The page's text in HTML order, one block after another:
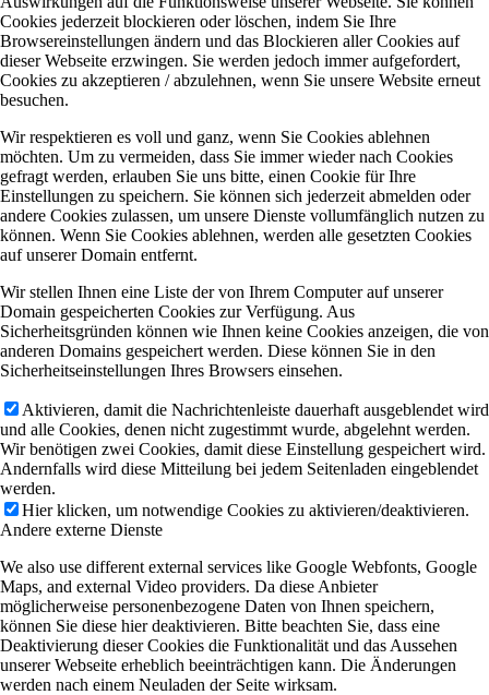
Cookies jederzeit blockieren oder löschen, indem Sie Ihre
Browsereinstellungen ändern und das Blockieren aller Cookies auf
dieser Webseite erzwingen. Sie werden jedoch immer aufgefordert,
Cookies zu akzeptieren / abzulehnen, wenn Sie unsere Website erneut
besuchen.
Wir respektieren es voll und ganz, wenn Sie Cookies ablehnen
möchten. Um zu vermeiden, dass Sie immer wieder nach Cookies
gefragt werden, erlauben Sie uns bitte, einen Cookie für Ihre
Einstellungen zu speichern. Sie können sich jederzeit abmelden oder
andere Cookies zulassen, um unsere Dienste vollumfänglich nutzen zu
können. Wenn Sie Cookies ablehnen, werden alle gesetzten Cookies
auf unserer Domain entfernt.
Wir stellen Ihnen eine Liste der von Ihrem Computer auf unserer
Domain gespeicherten Cookies zur Verfügung. Aus
Sicherheitsgründen können wie Ihnen keine Cookies anzeigen, die von
anderen Domains gespeichert werden. Diese können Sie in den
Sicherheitseinstellungen Ihres Browsers einsehen.
Aktivieren, damit die Nachrichtenleiste dauerhaft ausgeblendet wird
und alle Cookies, denen nicht zugestimmt wurde, abgelehnt werden.
Wir benötigen zwei Cookies, damit diese Einstellung gespeichert wird.
Andernfalls wird diese Mitteilung bei jedem Seitenladen eingeblendet
werden.
Hier klicken, um notwendige Cookies zu aktivieren/deaktivieren.
Andere externe Dienste
We also use different external services like Google Webfonts, Google
Maps, and external Video providers. Da diese Anbieter
möglicherweise personenbezogene Daten von Ihnen speichern,
können Sie diese hier deaktivieren. Bitte beachten Sie, dass eine
Deaktivierung dieser Cookies die Funktionalität und das Aussehen
unserer Webseite erheblich beeinträchtigen kann. Die Änderungen
werden nach einem Neuladen der Seite wirksam.